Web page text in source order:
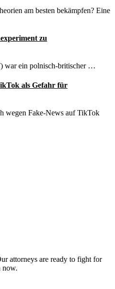
am besten bekämpfen? Eine
zu
war ein polnisch-britischer …
als Gefahr für
wegen Fake-News auf TikTok
attorneys are ready to fight for
now.